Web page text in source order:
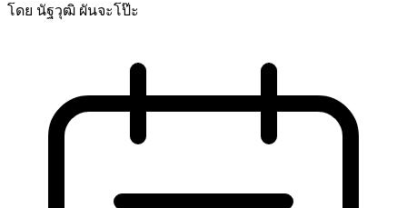
โดย นัฐวุฒิ ผันจะโป๊ะ